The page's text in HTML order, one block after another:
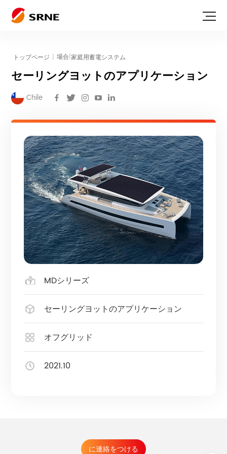
トップページ | 場合|家庭用蓄電システム
セーリングヨットのアプリケーション
Chile
MDシリーズ
セーリングヨットのアプリケーション
オフグリッド
2021.10